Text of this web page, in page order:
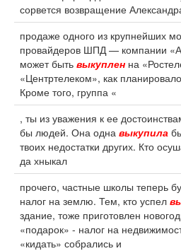
сорвется возвращение
продаже одного из крупнейших
провайдеров ШПД — компании
может быть выкуплен на
«Центртелеком», как
Кроме того, группа «
, ты из уважения к ее
бы людей. Она одна выкупила
твоих недостатки других. Кто
да хныкал
прочего, частные школы теперь
налог на землю. Тем, кто успел
здание, тоже приготовлен
«подарок» - налог на
«кидать» собрались и